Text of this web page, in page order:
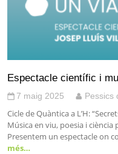
Espectacle científic i
7 maig 2025 Pessics
Cicle de Quàntica a L’H:
Música en viu, poesia i ciència
Presentem un espectacle on
més…